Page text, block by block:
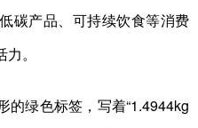
碳产品、可持续饮食等消费
。
绿色标签，写着“1.4944kg